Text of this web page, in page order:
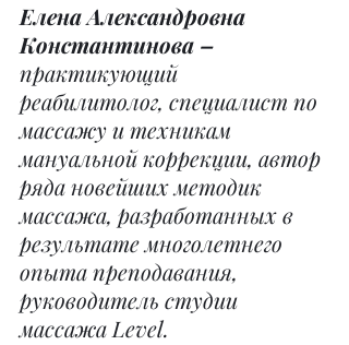
Елена Александровна
Константинова –
практикующий
реабилитолог, специалист по
массажу и техникам
мануальной коррекции, автор
ряда новейших методик
массажа, разработанных в
результате многолетнего
опыта преподавания,
руководитель студии
массажа Level.